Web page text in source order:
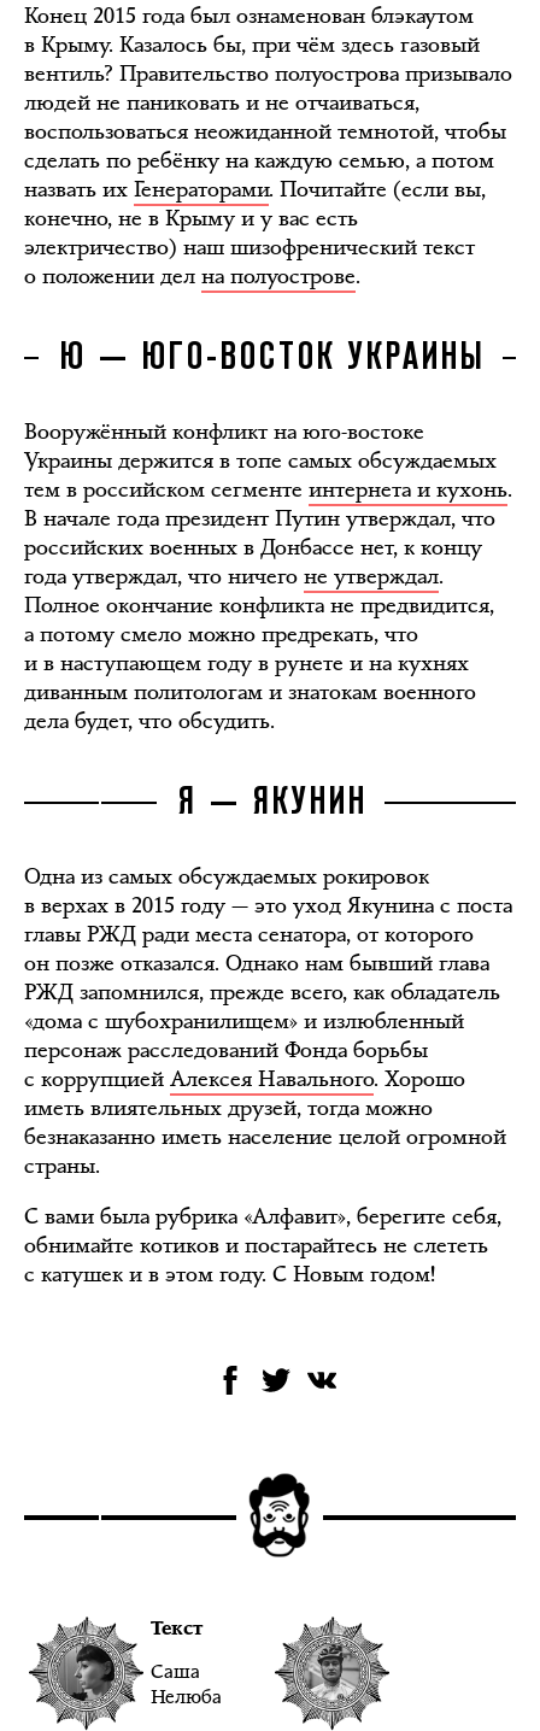
Конец 2015 года был ознаменован блэкаутом
в Крыму. Казалось бы, при чём здесь газовый
вентиль? Правительство полуострова призывало
людей не паниковать и не отчаиваться,
воспользоваться неожиданной темнотой, чтобы
сделать по ребёнку на каждую семью, а потом
назвать их Генераторами. Почитайте (если вы,
конечно, не в Крыму и у вас есть
электричество) наш шизофренический текст
о положении дел на полуострове.
Ю — ЮГО-ВОСТОК УКРАИНЫ
Вооружённый конфликт на юго-востоке
Украины держится в топе самых обсуждаемых
тем в российском сегменте интернета и кухонь.
В начале года президент Путин утверждал, что
российских военных в Донбассе нет, к концу
года утверждал, что ничего не утверждал.
Полное окончание конфликта не предвидится,
а потому смело можно предрекать, что
и в наступающем году в рунете и на кухнях
диванным политологам и знатокам военного
дела будет, что обсудить.
Я — ЯКУНИН
Одна из самых обсуждаемых рокировок
в верхах в 2015 году — это уход Якунина с поста
главы РЖД ради места сенатора, от которого
он позже отказался. Однако нам бывший глава
РЖД запомнился, прежде всего, как обладатель
«дома с шубохранилищем» и излюбленный
персонаж расследований Фонда борьбы
с коррупцией Алексея Навального. Хорошо
иметь влиятельных друзей, тогда можно
безнаказанно иметь население целой огромной
страны.
С вами была рубрика «Алфавит», берегите себя,
обнимайте котиков и постарайтесь не слететь
с катушек и в этом году. С Новым годом!
Текст
Саша
Нелюба